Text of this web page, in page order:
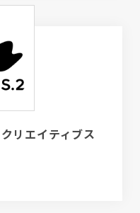
リエイティブス